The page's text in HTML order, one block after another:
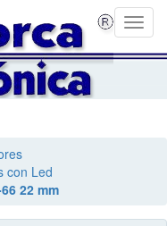
con Led
22 mm